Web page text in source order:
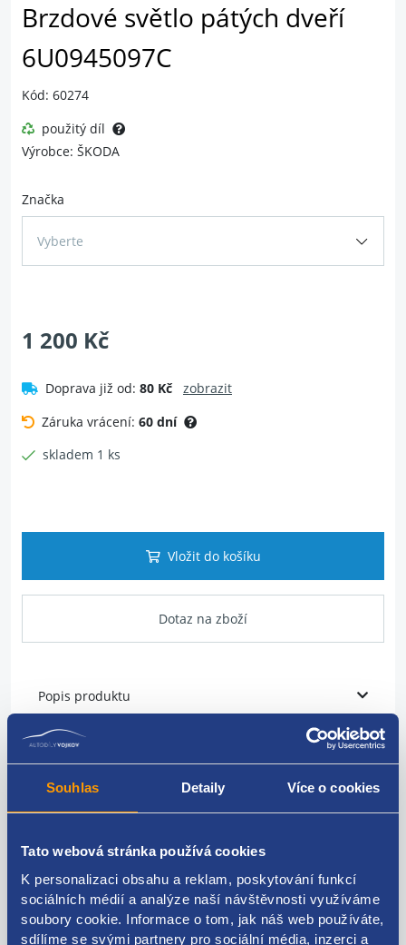
Souhlas Detaily Více o cookies
Tato webová stránka používá cookies
K personalizaci obsahu a reklam, poskytování funkcí
sociálních médií a analýze naší návštěvnosti využíváme
soubory cookie. Informace o tom, jak náš web používáte,
sdílíme se svými partnery pro sociální média, inzerci a
Brzdové světlo pátých dveří
6U0945097C
Kód: 60274
použitý díl
Výrobce: ŠKODA
Značka
Vyberte
1 200 Kč
Doprava již od: 80 Kč
zobrazit
Záruka vrácení: 60 dní
skladem 1 ks
Vložit do košíku
Dotaz na zboží
Popis produktu
Brzdové světlo
umístění: horní
Kódy produktu